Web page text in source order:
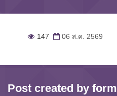
147 06 ส.ค. 2569
Post created by form